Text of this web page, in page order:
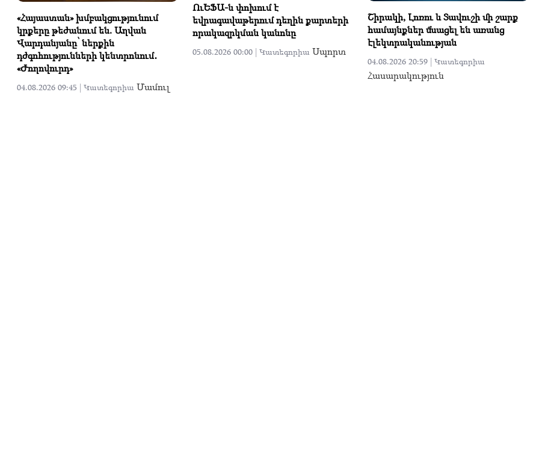
«Հայաստան» խմբակցությունում
կրքերը թեժանում են. Աղվան
Վարդանյանը՝ ներքին
դժգոհությունների կենտրոնում․
«Ժողովուրդ»
04.08.2026 09:45 | Կատեգորիա Մամուլ
ՈւԵՖԱ-ն փոխում է
եվրագավաթերում դեղին քարտերի
որակազրկման կանոնը
05.08.2026 00:00 | Կատեգորիա Սպորտ
Շիրակի, Լոռու և Տավուշի մի շարք
համայնքներ մնացել են առանց
էլեկտրականության
04.08.2026 20:59 | Կատեգորիա
Հասարակություն